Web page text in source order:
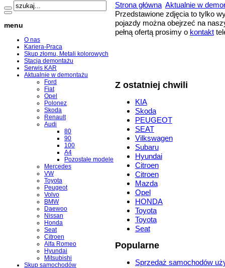
menu
O nas
Kariera-Praca
Skup złomu, Metali kolorowych
Stacja demontażu
Serwis KAR
Aktualnie w demontażu
Ford
Fiat
Opel
Polonez
Skoda
Renault
Audi
80
90
100
A4
Pozostałe modele
Mercedes
VW
Toyota
Peugeot
Volvo
BMW
Daewoo
Nissan
Honda
Seat
Citroen
Alfa Romeo
Hyundai
Mitsubishi
Skup samochodów
Strona główna Aktualnie w
Przedstawione zdjęcia to tylko
pojazdy można obejrzeć na
pełną ofertą prosimy o kontakt
Z ostatniej chwili
KIA
Skoda
PEUGEOT
SEAT
Vilkswagen
Subaru
Hyundai
Citroen
Citroen
Mazda
Opel
HONDA
Toyota
Toyota
Seat
Popularne
Sprzedaż samochodów